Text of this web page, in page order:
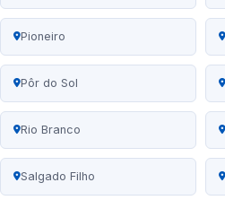
Pioneiro
Pôr do Sol
Rio Branco
Salgado Filho